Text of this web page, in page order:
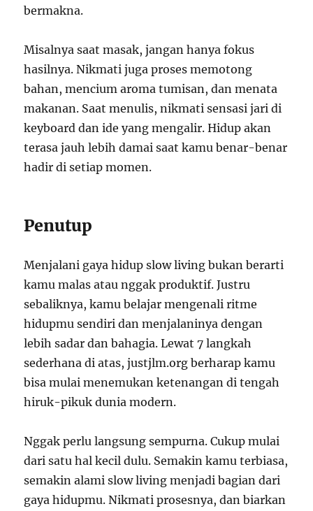
bermakna.
Misalnya saat masak, jangan hanya fokus
hasilnya. Nikmati juga proses memotong
bahan, mencium aroma tumisan, dan menata
makanan. Saat menulis, nikmati sensasi jari di
keyboard dan ide yang mengalir. Hidup akan
terasa jauh lebih damai saat kamu benar-benar
hadir di setiap momen.
Penutup
Menjalani gaya hidup slow living bukan berarti
kamu malas atau nggak produktif. Justru
sebaliknya, kamu belajar mengenali ritme
hidupmu sendiri dan menjalaninya dengan
lebih sadar dan bahagia. Lewat 7 langkah
sederhana di atas, justjlm.org berharap kamu
bisa mulai menemukan ketenangan di tengah
hiruk-pikuk dunia modern.
Nggak perlu langsung sempurna. Cukup mulai
dari satu hal kecil dulu. Semakin kamu terbiasa,
semakin alami slow living menjadi bagian dari
gaya hidupmu. Nikmati prosesnya, dan biarkan